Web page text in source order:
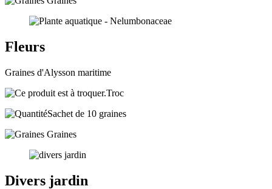
Fleurs
Graines d'Alysson maritime
Troc
Sachet de 10 graines
Graines
Divers jardin